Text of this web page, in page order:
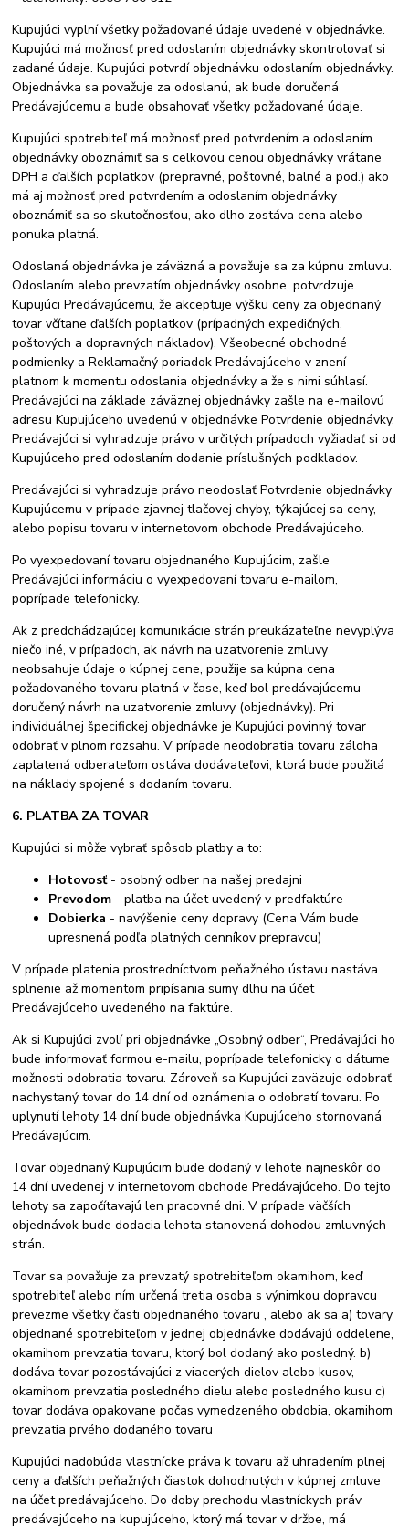
Kupujúci vyplní všetky požadované údaje uvedené v objednávke.
Kupujúci má možnosť pred odoslaním objednávky skontrolovať si
zadané údaje. Kupujúci potvrdí objednávku odoslaním objednávky.
Objednávka sa považuje za odoslanú, ak bude doručená
Predávajúcemu a bude obsahovať všetky požadované údaje.
Kupujúci spotrebiteľ má možnosť pred potvrdením a odoslaním
objednávky oboznámiť sa s celkovou cenou objednávky vrátane
DPH a ďalších poplatkov (prepravné, poštovné, balné a pod.) ako
má aj možnosť pred potvrdením a odoslaním objednávky
oboznámiť sa so skutočnosťou, ako dlho zostáva cena alebo
ponuka platná.
Odoslaná objednávka je záväzná a považuje sa za kúpnu zmluvu.
Odoslaním alebo prevzatím objednávky osobne, potvrdzuje
Kupujúci Predávajúcemu, že akceptuje výšku ceny za objednaný
tovar včítane ďalších poplatkov (prípadných expedičných,
poštových a dopravných nákladov), Všeobecné obchodné
podmienky a Reklamačný poriadok Predávajúceho v znení
platnom k momentu odoslania objednávky a že s nimi súhlasí.
Predávajúci na základe záväznej objednávky zašle na e-mailovú
adresu Kupujúceho uvedenú v objednávke Potvrdenie objednávky.
Predávajúci si vyhradzuje právo v určitých prípadoch vyžiadať si od
Kupujúceho pred odoslaním dodanie príslušných podkladov.
Predávajúci si vyhradzuje právo neodoslať Potvrdenie objednávky
Kupujúcemu v prípade zjavnej tlačovej chyby, týkajúcej sa ceny,
alebo popisu tovaru v internetovom obchode Predávajúceho.
Po vyexpedovaní tovaru objednaného Kupujúcim, zašle
Predávajúci informáciu o vyexpedovaní tovaru e-mailom,
poprípade telefonicky.
Ak z predchádzajúcej komunikácie strán preukázateľne nevyplýva
niečo iné, v prípadoch, ak návrh na uzatvorenie zmluvy
neobsahuje údaje o kúpnej cene, použije sa kúpna cena
požadovaného tovaru platná v čase, keď bol predávajúcemu
doručený návrh na uzatvorenie zmluvy (objednávky). Pri
individuálnej špecifickej objednávke je Kupujúci povinný tovar
odobrať v plnom rozsahu. V prípade neodobratia tovaru záloha
zaplatená odberateľom ostáva dodávateľovi, ktorá bude použitá
na náklady spojené s dodaním tovaru.
6. PLATBA ZA TOVAR
Kupujúci si môže vybrať spôsob platby a to:
Hotovosť- osobný odber na našej predajni
Prevodom - platba na účet uvedený v predfaktúre
Dobierka - navýšenie ceny dopravy (Cena Vám bude
upresnená podľa platných cenníkov prepravcu)
V prípade platenia prostredníctvom peňažného ústavu nastáva
splnenie až momentom pripísania sumy dlhu na účet
Predávajúceho uvedeného na faktúre.
Ak si Kupujúci zvolí pri objednávke „Osobný odber“, Predávajúci ho
bude informovať formou e-mailu, poprípade telefonicky o dátume
možnosti odobratia tovaru. Zároveň sa Kupujúci zaväzuje odobrať
nachystaný tovar do 14 dní od oznámenia o odobratí tovaru. Po
uplynutí lehoty 14 dní bude objednávka Kupujúceho stornovaná
Predávajúcim.
Tovar objednaný Kupujúcim bude dodaný v lehote najneskôr do
14 dní uvedenej v internetovom obchode Predávajúceho. Do tejto
lehoty sa započítavajú len pracovné dni. V prípade väčších
objednávok bude dodacia lehota stanovená dohodou zmluvných
strán.
Tovar sa považuje za prevzatý spotrebiteľom okamihom, keď
spotrebiteľ alebo ním určená tretia osoba s výnimkou dopravcu
prevezme všetky časti objednaného tovaru , alebo ak sa a) tovary
objednané spotrebiteľom v jednej objednávke dodávajú oddelene,
okamihom prevzatia tovaru, ktorý bol dodaný ako posledný. b)
dodáva tovar pozostávajúci z viacerých dielov alebo kusov,
okamihom prevzatia posledného dielu alebo posledného kusu c)
tovar dodáva opakovane počas vymedzeného obdobia, okamihom
prevzatia prvého dodaného tovaru
Kupujúci nadobúda vlastnícke práva k tovaru až uhradením plnej
ceny a ďalších peňažných čiastok dohodnutých v kúpnej zmluve
na účet predávajúceho. Do doby prechodu vlastníckych práv
predávajúceho na kupujúceho, ktorý má tovar v držbe, má